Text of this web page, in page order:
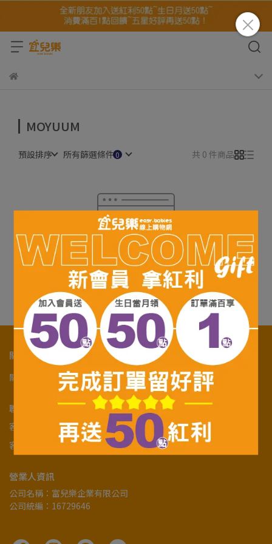
MOYUUM
預設排序 所有篩選條件 共 0 件商品
很抱歉，無商品符合篩選條件
請重新輸入篩選
關於我們
關於我們 購物須知 隱私政策及服務條款 幫助中心
聯絡資訊
客服專線：07-5918471
客服時間：10:00-17:00
營業人資訊
公司名稱：富兒樂企業有限公司
公司統編：16729646